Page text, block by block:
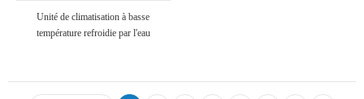
Unité de climatisation à basse
température refroidie par l'eau